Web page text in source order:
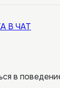
В ЧАТ
в